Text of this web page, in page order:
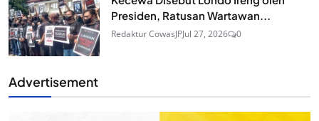
Presiden, Ratusan Wartawan...
Redaktur CowasJPJul 27, 2026 0
Advertisement